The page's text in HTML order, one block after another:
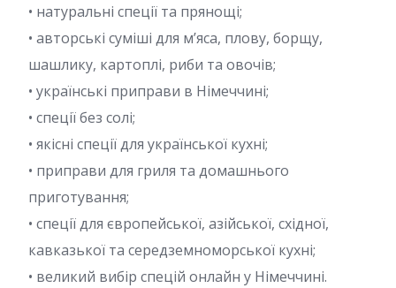
• натуральні спеції та прянощі;
• авторські суміші для м’яса, плову, борщу,
шашлику, картоплі, риби та овочів;
• українські приправи в Німеччині;
• спеції без солі;
• якісні спеції для української кухні;
• приправи для гриля та домашнього
приготування;
• спеції для європейської, азійської, східної,
кавказької та середземноморської кухні;
• великий вибір спецій онлайн у Німеччині.